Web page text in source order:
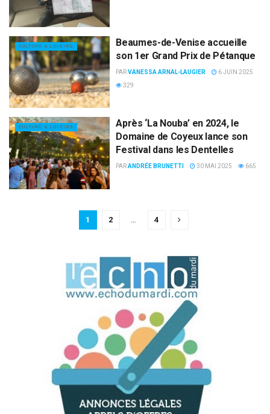
CULTURE & LOISIRS
Beaumes-de-Venise accueille
son 1er Grand Prix de Pétanque
PARVANESSA ARNAL-LAUGIER
6 JUIN 2025
329
CULTURE & LOISIRS
Après ‘La Nouba’ en 2024, le
Domaine de Coyeux lance son
Festival dans les Dentelles
PARANDRÉE BRUNETTI 30 MAI 2025 665
1 2 4